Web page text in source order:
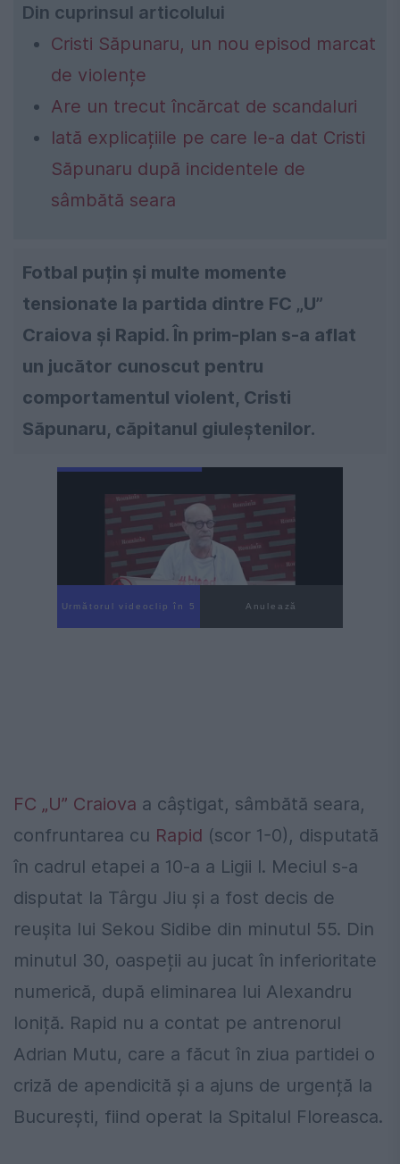
Din cuprinsul articolului
Cristi Săpunaru, un nou episod marcat
de violențe
Are un trecut încărcat de scandaluri
Iată explicațiile pe care le-a dat Cristi
Săpunaru după incidentele de
sâmbătă seara
Fotbal puțin și multe momente
tensionate la partida dintre FC „U”
Craiova și Rapid. În prim-plan s-a aflat
un jucător cunoscut pentru
comportamentul violent, Cristi
Săpunaru, căpitanul giuleștenilor.
Următorul videoclip în 3 Anulează
FC „U” Craiova a câștigat, sâmbătă seara,
confruntarea cu Rapid (scor 1-0), disputată
în cadrul etapei a 10-a a Ligii I. Meciul s-a
disputat la Târgu Jiu și a fost decis de
reușita lui Sekou Sidibe din minutul 55. Din
minutul 30, oaspeții au jucat în inferioritate
numerică, după eliminarea lui Alexandru
Ioniță. Rapid nu a contat pe antrenorul
Adrian Mutu, care a făcut în ziua partidei o
criză de apendicită și a ajuns de urgență la
București, fiind operat la Spitalul Floreasca.